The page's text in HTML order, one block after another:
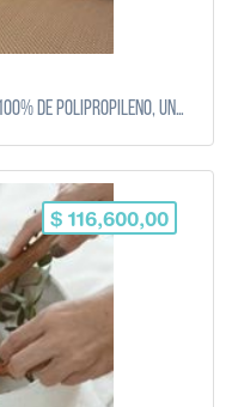
Alfombra 1.50x2.00 Confeccionadas 100% de polipropileno, una fibra sintética lavable.
$ 116,600,00